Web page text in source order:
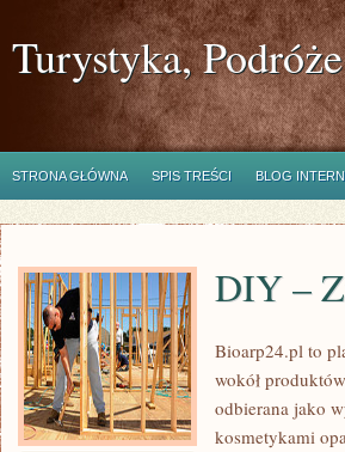
Turystyka, Podróże
STRONA GŁÓWNA SPIS TREŚCI BLOG
DIY –
Bioarp24.pl to
wokół
odbierana jako
kosmetykami